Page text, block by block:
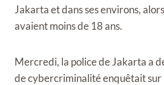
Jakarta et dans ses environs,
avaient moins de 18 ans.
Mercredi, la police de Jakarta a
de cybercriminalité enquêtait sur